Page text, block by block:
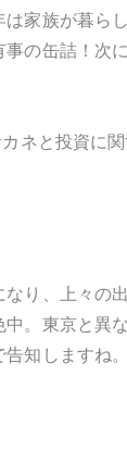
家族が暮ら
の缶詰！次
ネと投資に
り、上々の
。東京と異
知しますね